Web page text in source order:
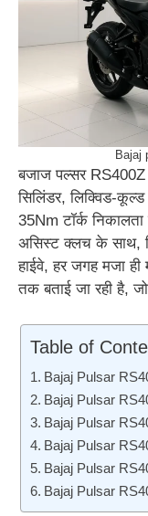
Bajaj
बजाज पल्सर
सिलिंडर, लिक्विड-
35Nm टॉर्क
असिस्ट क्लच के साथ,
हाईवे, हर जगह मजा
तक बताई जा रही है,
Table of
Bajaj Pulsar
Bajaj Pulsar
Bajaj Pulsar
Bajaj Pulsar
Bajaj Pulsar
Bajaj Pulsar